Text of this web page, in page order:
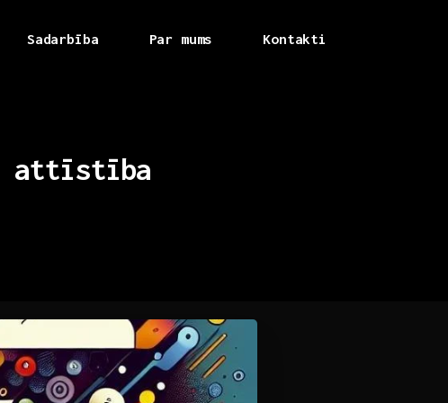
Sadarbība Par mums Kontakti
attīstība